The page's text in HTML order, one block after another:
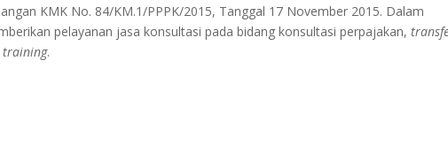
KMK No. 84/KM.1/PPPK/2015, Tanggal 17 November 2015. Dalam
pelayanan jasa konsultasi pada bidang konsultasi perpajakan,
training.